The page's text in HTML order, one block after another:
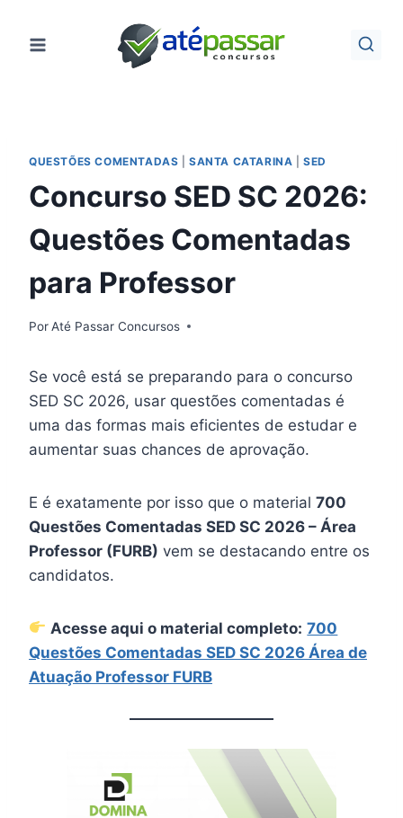
para
QUESTÕES COMENTADAS |SANTA CATARINA |SED
Concurso SED SC 2026:
Questões Comentadas
para Professor
PorAté Passar Concursos
Se você está se preparando para o concurso
SED SC 2026, usar questões comentadas é
uma das formas mais eficientes de estudar e
aumentar suas chances de aprovação.
E é exatamente por isso que o material 700
Questões Comentadas SED SC 2026 – Área
Professor (FURB) vem se destacando entre os
candidatos.
Acesse aqui o material completo: 700
Questões Comentadas SED SC 2026 Área de
Atuação Professor FURB